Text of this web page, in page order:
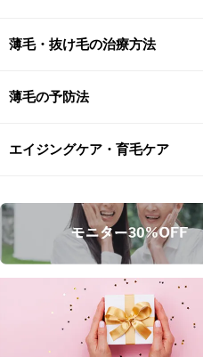
薄毛・抜け毛の治療方法
薄毛の予防法
エイジングケア・育毛ケア